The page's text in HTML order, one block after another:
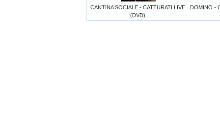
CANTINA SOCIALE - CATTURATI LIVE
(DVD)
DOMINO -